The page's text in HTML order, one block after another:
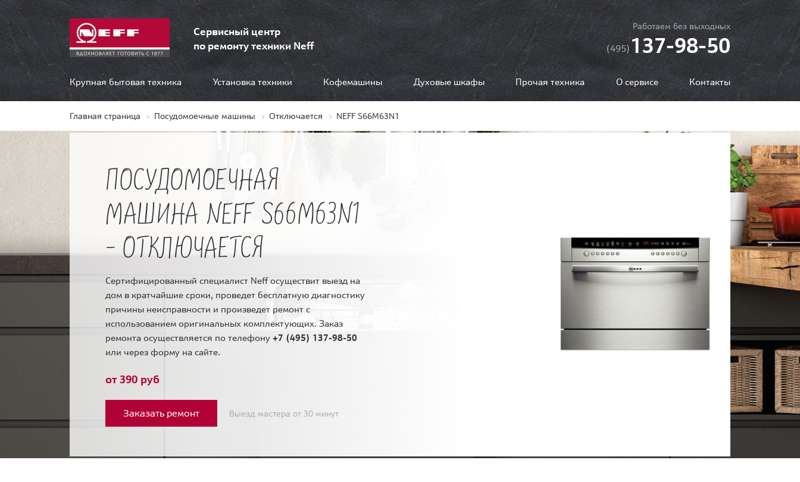
Сервисный центр
по ремонту техники Neff
Работаем без выходных
(495)137-98-50
Крупная бытовая техника Установка техники Кофемашины Духовые шкафы Прочая техника О сервисе Контакты
Главная страница Посудомоечные машины Отключается NEFF S66M63N1
ПОСУДОМОЕЧНАЯ
МАШИНА NEFF S66M63N1
- ОТКЛЮЧАЕТСЯ
Сертифицированный специалист Neff осуществит выезд на
дом в кратчайшие сроки, проведет бесплатную диагностику
причины неисправности и произведет ремонт с
использованием оригинальных комплектующих. Заказ
ремонта осуществляется по телефону +7 (495) 137-98-50
или через форму на сайте.
от 390 руб
Заказать ремонт Выезд мастера от 30 минут